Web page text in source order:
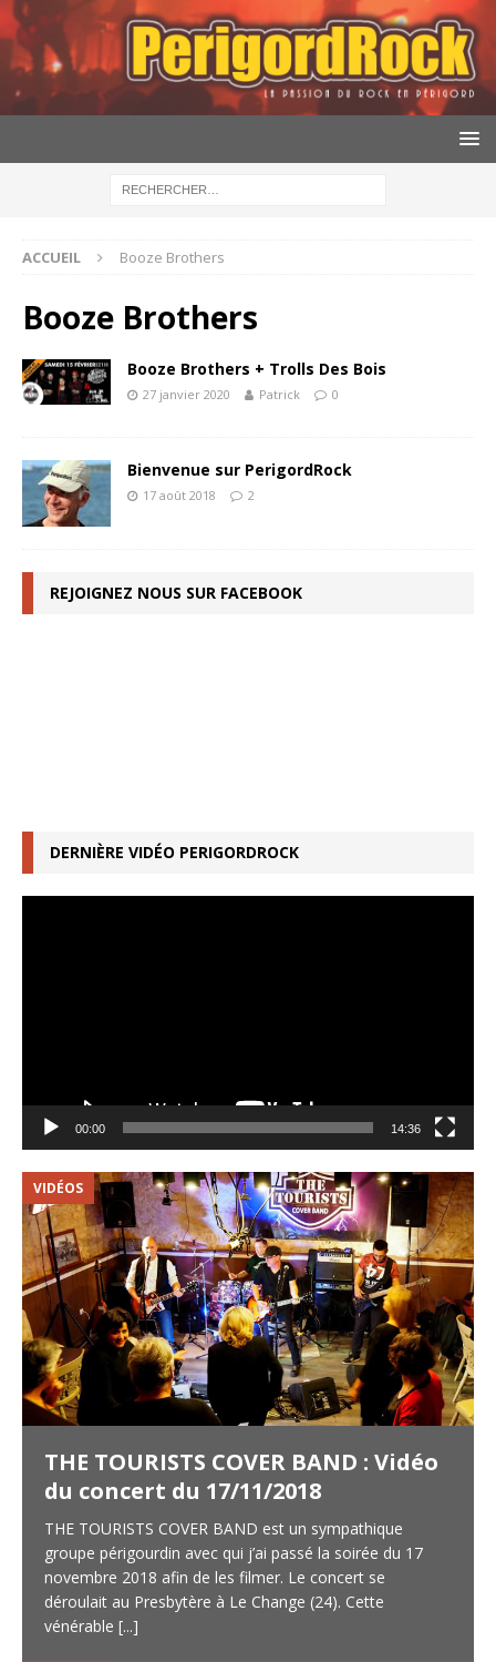
ACCUEIL Booze Brothers
Booze Brothers
Booze Brothers + Trolls Des Bois
27 janvier 2020 Patrick 0
Bienvenue sur PerigordRock
17 août 2018 2
REJOIGNEZ NOUS SUR FACEBOOK
DERNIÈRE VIDÉO PERIGORDROCK
00:00 14:36
VIDÉOS
THE TOURISTS COVER BAND : Vidéo
du concert du 17/11/2018
THE TOURISTS COVER BAND est un sympathique
groupe périgourdin avec qui j’ai passé la soirée du 17
novembre 2018 afin de les filmer. Le concert se
déroulait au Presbytère à Le Change (24). Cette
vénérable [...]